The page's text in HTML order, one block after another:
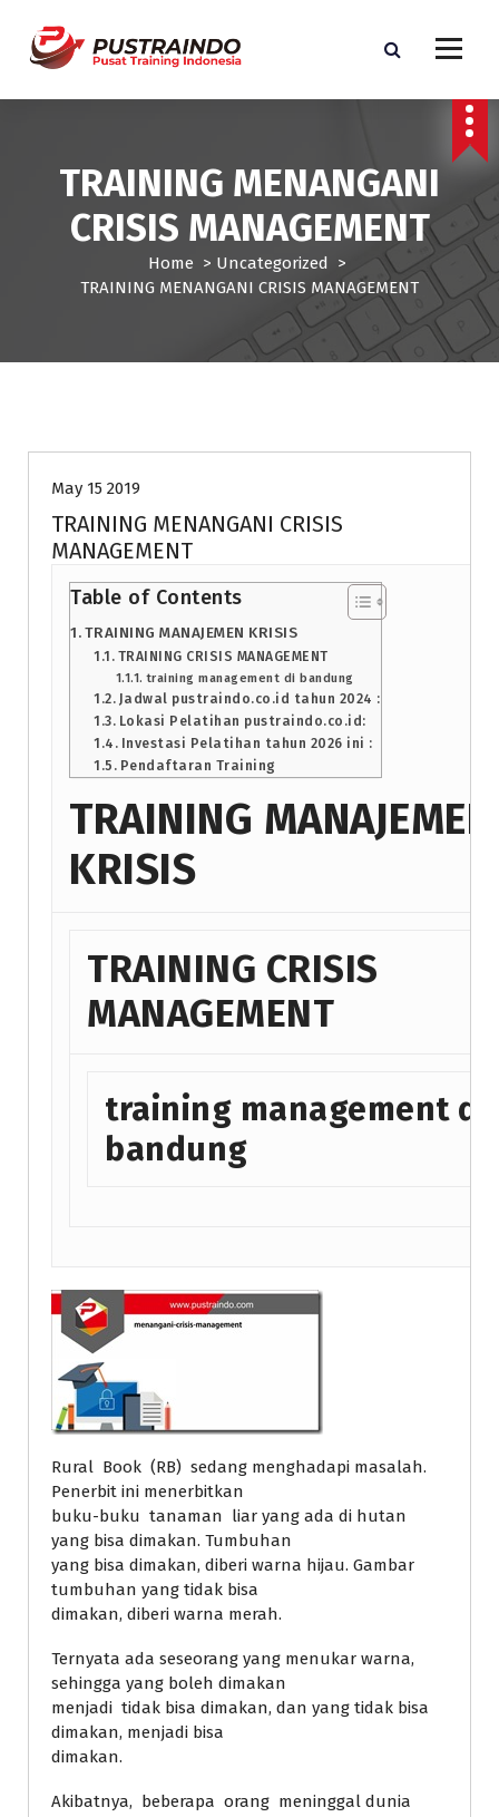
TRAINING MENANGANI
CRISIS MANAGEMENT
Home > Uncategorized >
TRAINING MENANGANI CRISIS MANAGEMENT
May 15 2019
TRAINING MENANGANI CRISIS
MANAGEMENT
Table of Contents
TRAINING MANAJEMEN KRISIS
TRAINING CRISIS MANAGEMENT
training management di bandung
Jadwal pustraindo.co.id tahun 2024 :
Lokasi Pelatihan pustraindo.co.id:
Investasi Pelatihan tahun 2026 ini :
Pendaftaran Training
TRAINING MANAJEMEN
KRISIS
TRAINING CRISIS
MANAGEMENT
training management di
bandung
Rural Book (RB) sedang menghadapi masalah.
Penerbit ini menerbitkan
buku-buku tanaman liar yang ada di hutan
yang bisa dimakan. Tumbuhan
yang bisa dimakan, diberi warna hijau. Gambar
tumbuhan yang tidak bisa
dimakan, diberi warna merah.
Ternyata ada seseorang yang menukar warna,
sehingga yang boleh dimakan
menjadi tidak bisa dimakan, dan yang tidak bisa
dimakan, menjadi bisa
dimakan.
Akibatnya, beberapa orang meninggal dunia